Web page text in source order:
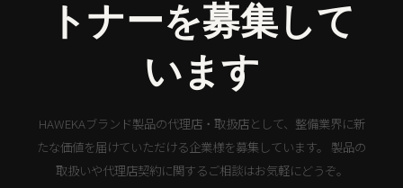
トナーを募集して
います
HAWEKAブランド製品の代理店・取扱店として、整備業界に新
たな価値を届けていただける企業様を募集しています。 製品の
取扱いや代理店契約に関するご相談はお気軽にどうぞ。